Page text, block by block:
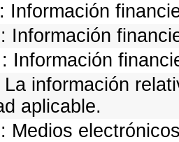
Información
Información
Información
información
aplicable.
Medios